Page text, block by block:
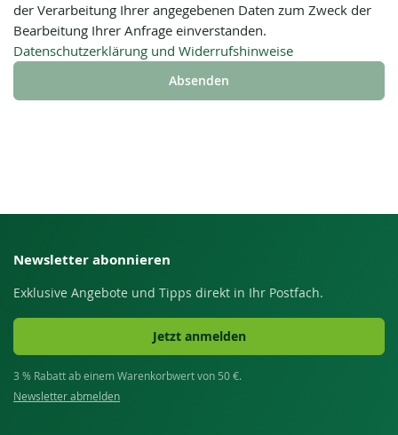
der Verarbeitung Ihrer angegebenen Daten zum Zweck der
Bearbeitung Ihrer Anfrage einverstanden.
Datenschutzerklärung und Widerrufshinweise
Absenden
Newsletter abonnieren
Exklusive Angebote und Tipps direkt in Ihr Postfach.
Jetzt anmelden
3 % Rabatt ab einem Warenkorbwert von 50 €.
Newsletter abmelden